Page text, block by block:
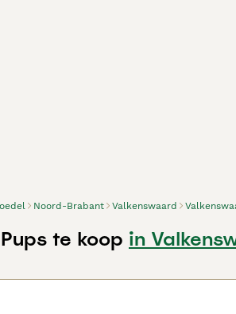
Noord-Brabant Valkenswaard
te koop in